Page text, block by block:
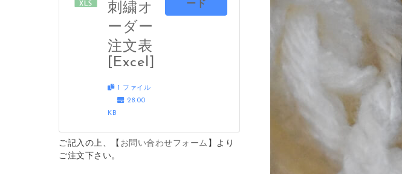
刺繍オ
ーダー
注文表
[Excel]
1 ファイル
28.00
KB
ード
ご記入の上、【 お問い合わせフォーム 】より
ご注文下さい。